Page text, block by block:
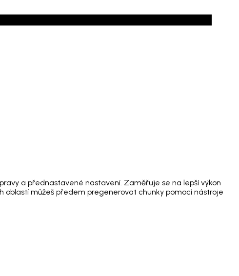
a přednastavené nastavení. Zaměřuje se na lepší výkon
oblastí můžeš předem pregenerovat chunky pomocí nástroje